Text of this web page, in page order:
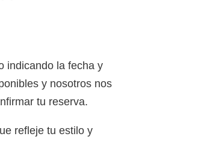
indicando la fecha y
y nosotros nos
tu reserva.
refleje tu estilo y